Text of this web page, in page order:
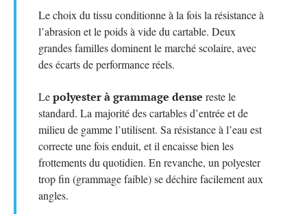
Le choix du tissu conditionne à la fois la résistance à
l’abrasion et le poids à vide du cartable. Deux
grandes familles dominent le marché scolaire, avec
des écarts de performance réels.
Lepolyester à grammage dense reste le
standard. La majorité des cartables d’entrée et de
milieu de gamme l’utilisent. Sa résistance à l’eau est
correcte une fois enduit, et il encaisse bien les
frottements du quotidien. En revanche, un polyester
trop fin (grammage faible) se déchire facilement aux
angles.